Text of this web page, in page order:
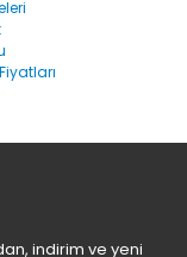
indirim ve yeni